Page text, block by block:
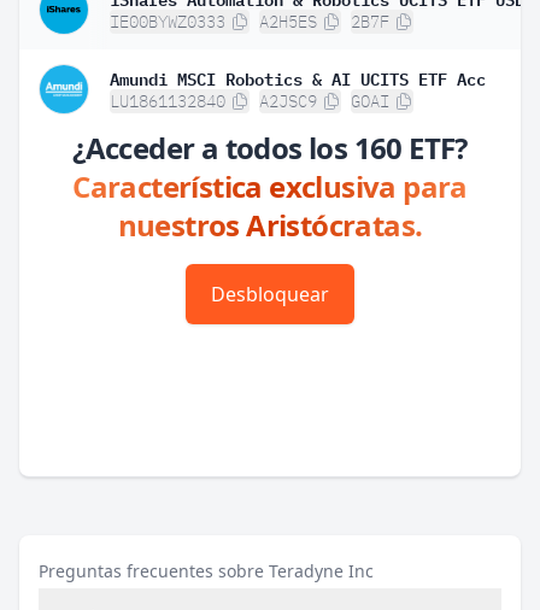
IE00BYWZ0333 A2H5ES 2B7F
Amundi MSCI Robotics & AI UCITS ETF Acc
LU1861132840 A2JSC9 GOAI
¿Acceder a todos los 160 ETF?
Característica exclusiva para
nuestros Aristócratas.
Desbloquear
Preguntas frecuentes sobre Teradyne Inc